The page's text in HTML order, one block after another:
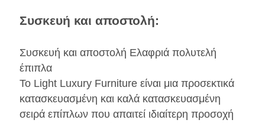
Συσκευή και αποστολή:
Συσκευή και αποστολή Ελαφριά πολυτελή
έπιπλα
Το Light Luxury Furniture είναι μια προσεκτικά
κατασκευασμένη και καλά κατασκευασμένη
σειρά επίπλων που απαιτεί ιδιαίτερη προσοχή